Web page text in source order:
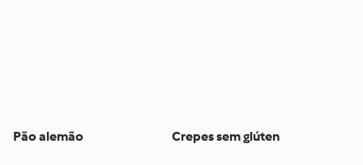
Pão alemão Crepes sem glúten